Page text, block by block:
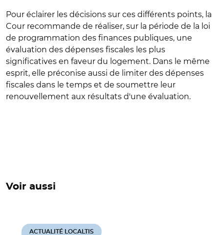
Pour éclairer les décisions sur ces différents points, la
Cour recommande de réaliser, sur la période de la loi
de programmation des finances publiques, une
évaluation des dépenses fiscales les plus
significatives en faveur du logement. Dans le même
esprit, elle préconise aussi de limiter des dépenses
fiscales dans le temps et de soumettre leur
renouvellement aux résultats d'une évaluation.
Voir aussi
ACTUALITÉ LOCALTIS